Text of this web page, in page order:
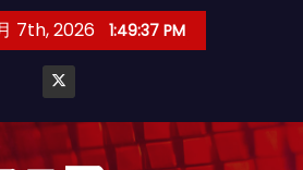
7th, 2026 1:49:37 PM